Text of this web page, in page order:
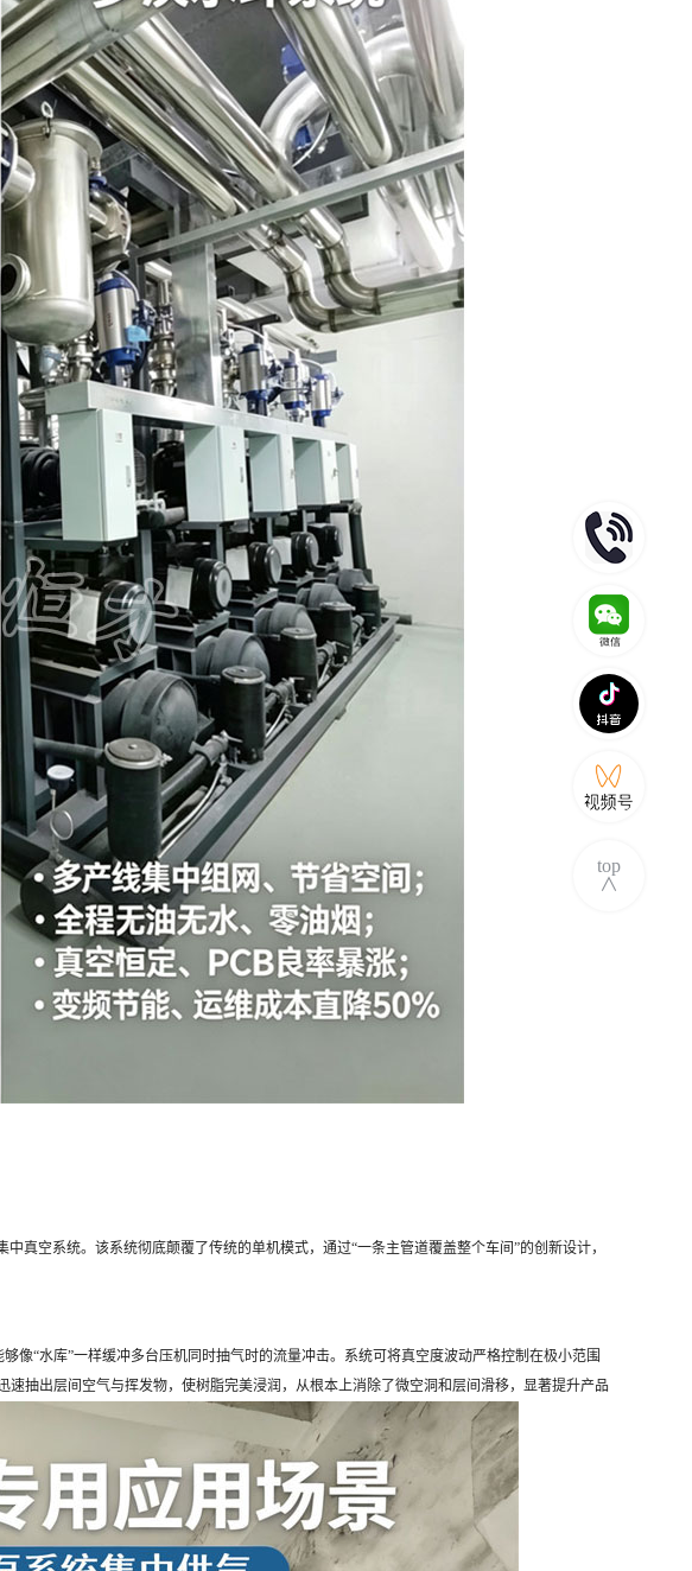
真空系统。该系统彻底颠覆了传统的单机模式，通过“一条主管道覆盖整个车间”的创新设计，
像“水库”一样缓冲多台压机同时抽气时的流量冲击。系统可将真空度波动严格控制在极小范围
抽出层间空气与挥发物，使树脂完美浸润，从根本上消除了微空洞和层间滑移，显著提升产品
top
∧